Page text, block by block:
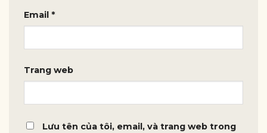
Email *
Trang web
Lưu tên của tôi, email, và trang web trong